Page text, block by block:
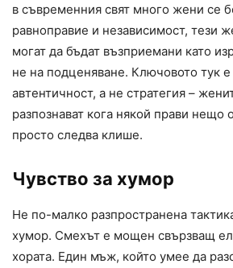
в съвременния свят много жени се
равноправие и независимост, тези
могат да бъдат възприемани като
не на подценяване. Ключовото тук
автентичност, а не стратегия –
разпознават кога някой прави нещо
просто следва клише.
Чувство за хумор
Не по-малко разпространена
хумор. Смехът е мощен свързващ
хората. Един мъж, който умее да